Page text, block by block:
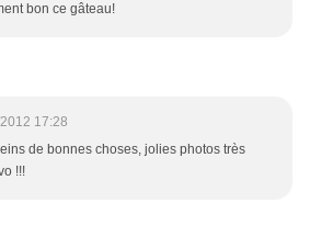
bon ce gâteau!
17:28
de bonnes choses, jolies photos très
!!!